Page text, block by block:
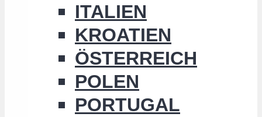
ITALIEN
KROATIEN
ÖSTERREICH
POLEN
PORTUGAL